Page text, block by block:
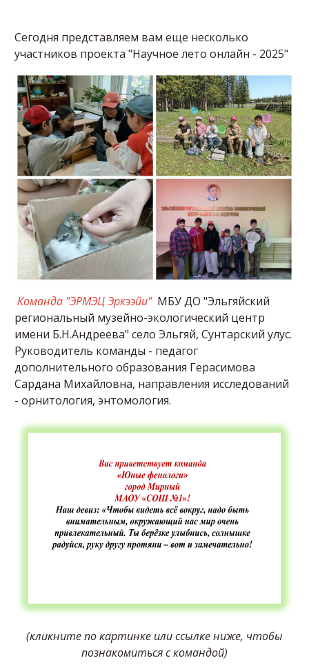
Сегодня представляем вам еще несколько
участников проекта "Научное лето онлайн - 2025"
Команда "ЭРМЭЦ Эркээйи"МБУ ДО "Эльгяйский
региональный музейно-экологический центр
имени Б.Н.Андреева" село Эльгяй, Сунтарский улус.
Руководитель команды - педагог
дополнительного образования Герасимова
Сардана Михайловна, направления исследований
- орнитология, энтомология.
(кликните по картинке или ссылке ниже, чтобы
познакомиться с командой)